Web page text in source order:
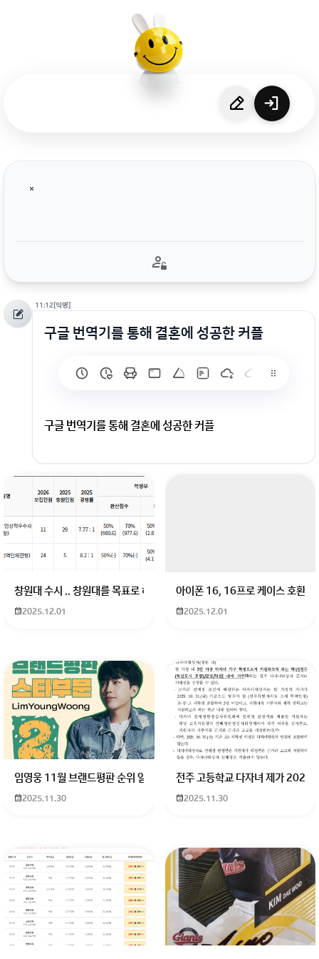
11:12[익명]
구글 번역기를 통해 결혼에 성공한 커플
구글 번역기를 통해 결혼에 성공한 커플
회원가입 혹은 광고 [X]를 누르면 내용이 보입니다
창원대 수시 .. 창원대를 목표로 하고 있는 09년생입니다 지금 제 내신이 5
2025.12.01
아이폰 16, 16프로 케이스 호환
2025.12.01
임영웅 11월 브랜드평판 순위 알고싶어요 임영웅 11월 브랜드평판에서
2025.11.30
전주 고등학교 다자녀 제가 2027
2025.11.30